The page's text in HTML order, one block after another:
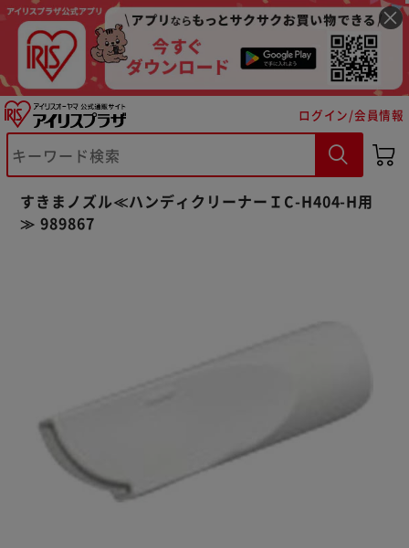
ログイン/会員情報
すきまノズル≪ハンディクリーナーＩC-H404-H用
≫ 989867
※ご確認ください
カートに入れる 購入手続きへ